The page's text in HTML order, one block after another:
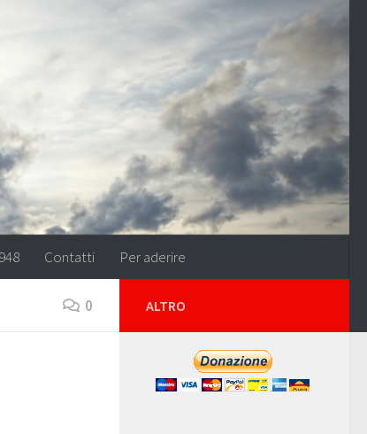
Contatti Per aderire
0 ALTRO